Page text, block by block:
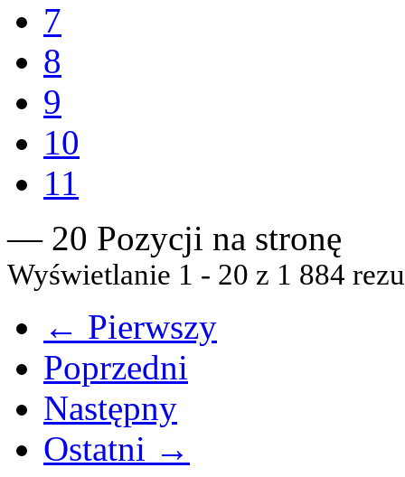
7
8
9
10
11
— 20 Pozycji na stronę
Wyświetlanie 1 - 20 z 1 884
← Pierwszy
Poprzedni
Następny
Ostatni →